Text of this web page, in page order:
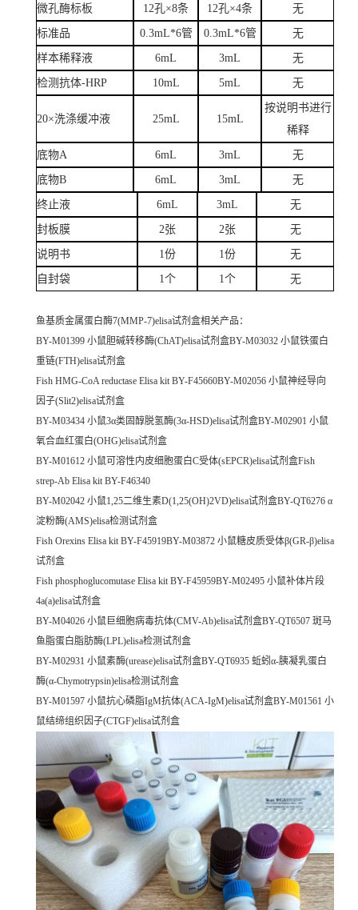
微孔酶标板 12孔×8条 12孔×4条 无
标准品 0.3mL*6管 0.3mL*6管 无
样本稀释液 6mL 3mL 无
检测抗体-HRP 10mL 5mL 无
20×洗涤缓冲液 25mL 15mL
按说明书进行
稀释
底物A 6mL 3mL 无
底物B 6mL 3mL 无
终止液 6mL 3mL 无
封板膜 2张 2张 无
说明书 1份 1份 无
自封袋 1个 1个 无
鱼基质金属蛋白酶7(MMP-7)elisa试剂盒相关产品：
BY-M01399 小鼠胆碱转移酶(ChAT)elisa试剂盒BY-M03032 小鼠铁蛋白
重链(FTH)elisa试剂盒
Fish HMG-CoA reductase Elisa kit BY-F45660BY-M02056 小鼠神经导向
因子(Slit2)elisa试剂盒
BY-M03434 小鼠3α类固醇脱氢酶(3α-HSD)elisa试剂盒BY-M02901 小鼠
氧合血红蛋白(OHG)elisa试剂盒
BY-M01612 小鼠可溶性内皮细胞蛋白C受体(sEPCR)elisa试剂盒Fish
strep-Ab Elisa kit BY-F46340
BY-M02042 小鼠1,25二维生素D(1,25(OH)2VD)elisa试剂盒BY-QT6276 α
淀粉酶(AMS)elisa检测试剂盒
Fish Orexins Elisa kit BY-F45919BY-M03872 小鼠糖皮质受体β(GR-β)elisa
试剂盒
Fish phosphoglucomutase Elisa kit BY-F45959BY-M02495 小鼠补体片段
4a(a)elisa试剂盒
BY-M04026 小鼠巨细胞病毒抗体(CMV-Ab)elisa试剂盒BY-QT6507 斑马
鱼脂蛋白脂肪酶(LPL)elisa检测试剂盒
BY-M02931 小鼠素酶(urease)elisa试剂盒BY-QT6935 蚯蚓α-胰凝乳蛋白
酶(α-Chymotrypsin)elisa检测试剂盒
BY-M01597 小鼠抗心磷脂IgM抗体(ACA-IgM)elisa试剂盒BY-M01561 小
鼠结缔组织因子(CTGF)elisa试剂盒